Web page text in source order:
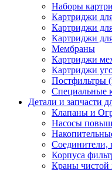
Наборы
Картриджи
Картриджи
Картриджи
Мембраны
Картриджи
Картриджи
Постфильтры
Специальные
Детали и запчасти
Клапаны и
Насосы
Соединители,
Корпуса
Краны чистой